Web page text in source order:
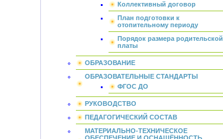
Коллективный договор
План подготовки к
отопительному периоду
Порядок размера родительской
платы
ОБРАЗОВАНИЕ
ОБРАЗОВАТЕЛЬНЫЕ СТАНДАРТЫ
ФГОС ДО
РУКОВОДСТВО
ПЕДАГОГИЧЕСКИЙ СОСТАВ
МАТЕРИАЛЬНО-ТЕХНИЧЕСКОЕ